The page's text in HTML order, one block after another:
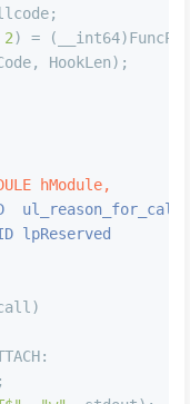
2) =
hModule,
ul_reason_for_call,
lpReserved